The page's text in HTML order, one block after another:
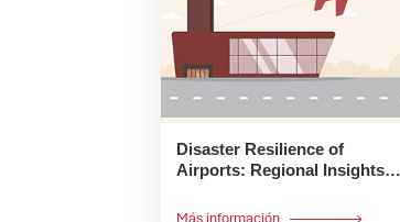
Disaster Resilience of
Airports: Regional Insights
Más información